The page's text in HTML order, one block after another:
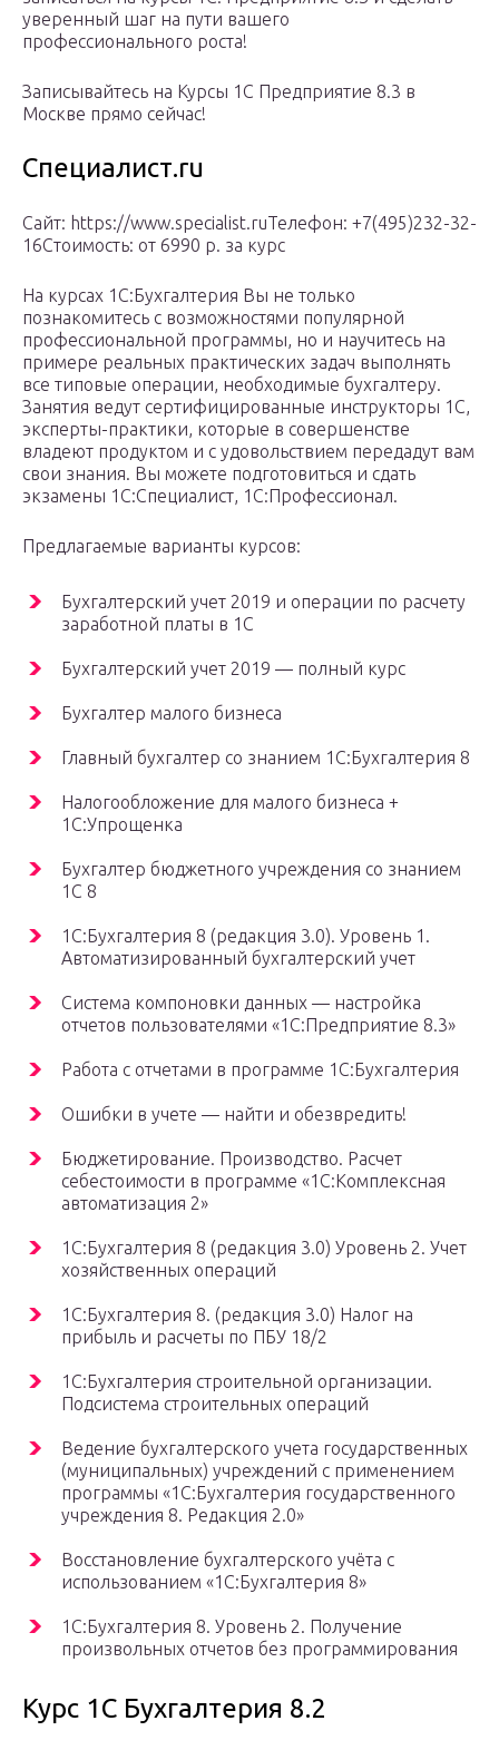
уверенный шаг на пути вашего
профессионального роста!
Записывайтесь на Курсы 1C Предприятие 8.3 в
Москве прямо сейчас!
Специалист.ru
Сайт: https://www.specialist.ruТелефон: +7(495)232-32-
16Стоимость: от 6990 р. за курс
На курсах 1С:Бухгалтерия Вы не только
познакомитесь с возможностями популярной
профессиональной программы, но и научитесь на
примере реальных практических задач выполнять
все типовые операции, необходимые бухгалтеру.
Занятия ведут сертифицированные инструкторы 1С,
эксперты-практики, которые в совершенстве
владеют продуктом и с удовольствием передадут вам
свои знания. Вы можете подготовиться и сдать
экзамены 1С:Специалист, 1С:Профессионал.
Предлагаемые варианты курсов:
Бухгалтерский учет 2019 и операции по расчету
заработной платы в 1С
Бухгалтерский учет 2019 — полный курс
Бухгалтер малого бизнеса
Главный бухгалтер со знанием 1С:Бухгалтерия 8
Налогообложение для малого бизнеса +
1С:Упрощенка
Бухгалтер бюджетного учреждения со знанием
1С 8
1C:Бухгалтерия 8 (редакция 3.0). Уровень 1.
Автоматизированный бухгалтерский учет
Система компоновки данных — настройка
отчетов пользователями «1С:Предприятие 8.3»
Работа с отчетами в программе 1С:Бухгалтерия
Ошибки в учете — найти и обезвредить!
Бюджетирование. Производство. Расчет
себестоимости в программе «1С:Комплексная
автоматизация 2»
1С:Бухгалтерия 8 (редакция 3.0) Уровень 2. Учет
хозяйственных операций
1С:Бухгалтерия 8. (редакция 3.0) Налог на
прибыль и расчеты по ПБУ 18/2
1С:Бухгалтерия строительной организации.
Подсистема строительных операций
Ведение бухгалтерского учета государственных
(муниципальных) учреждений с применением
программы «1С:Бухгалтерия государственного
учреждения 8. Редакция 2.0»
Восстановление бухгалтерского учёта с
использованием «1С:Бухгалтерия 8»
1С:Бухгалтерия 8. Уровень 2. Получение
произвольных отчетов без программирования
Курс 1С Бухгалтерия 8.2